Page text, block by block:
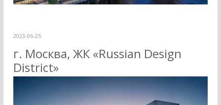
2023-06-25
г. Москва, ЖК «Russian Design
District»